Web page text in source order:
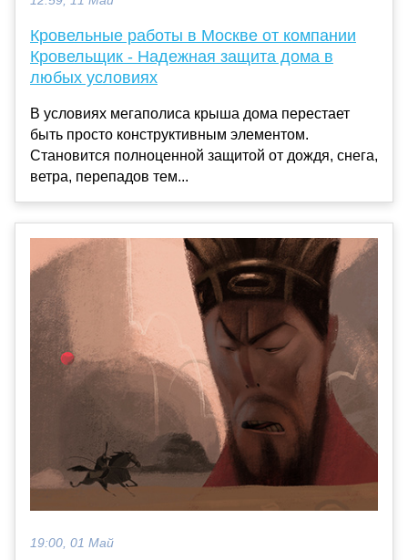
Кровельные работы в Москве от компании
Кровельщик - Надежная защита дома в
любых условиях
В условиях мегаполиса крыша дома перестает
быть просто конструктивным элементом.
Становится полноценной защитой от дождя, снега,
ветра, перепадов тем...
19:00, 01 Май